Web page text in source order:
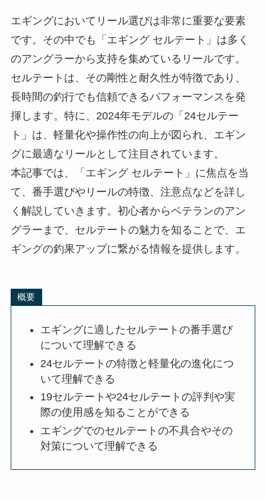
エギングにおいてリール選びは非常に重要な要素
です。その中でも「エギング セルテート」は多く
のアングラーから支持を集めているリールです。
セルテートは、その剛性と耐久性が特徴であり、
長時間の釣行でも信頼できるパフォーマンスを発
揮します。特に、2024年モデルの「24セルテー
ト」は、軽量化や操作性の向上が図られ、エギン
グに最適なリールとして注目されています。
本記事では、「エギング セルテート」に焦点を当
て、番手選びやリールの特徴、注意点などを詳し
く解説していきます。初心者からベテランのアン
グラーまで、セルテートの魅力を知ることで、エ
ギングの釣果アップに繋がる情報を提供します。
概要
エギングに適したセルテートの番手選び
について理解できる
24セルテートの特徴と軽量化の進化につ
いて理解できる
19セルテートや24セルテートの評判や実
際の使用感を知ることができる
エギングでのセルテートの不具合やその
対策について理解できる